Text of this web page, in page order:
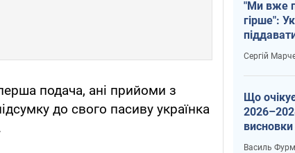
подача, ані прийоми з
до свого пасиву українка
"Ми вже
гірше":
ракетний
Сергій
Що
Василь